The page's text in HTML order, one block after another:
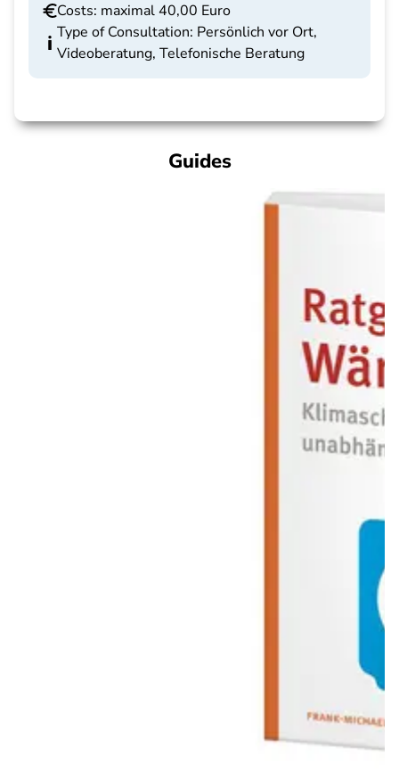
Costs: maximal 40,00 Euro
Type of Consultation: Persönlich vor Ort,
Videoberatung, Telefonische Beratung
Guides